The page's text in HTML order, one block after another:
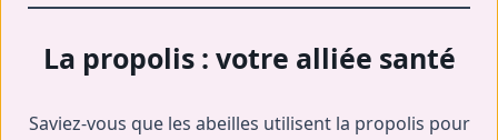
La propolis : votre alliée santé
Saviez-vous que les abeilles utilisent la propolis pour